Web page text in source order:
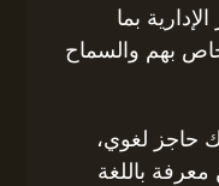
بما
بهم والسماح
حاجز لغوي،
باللغة